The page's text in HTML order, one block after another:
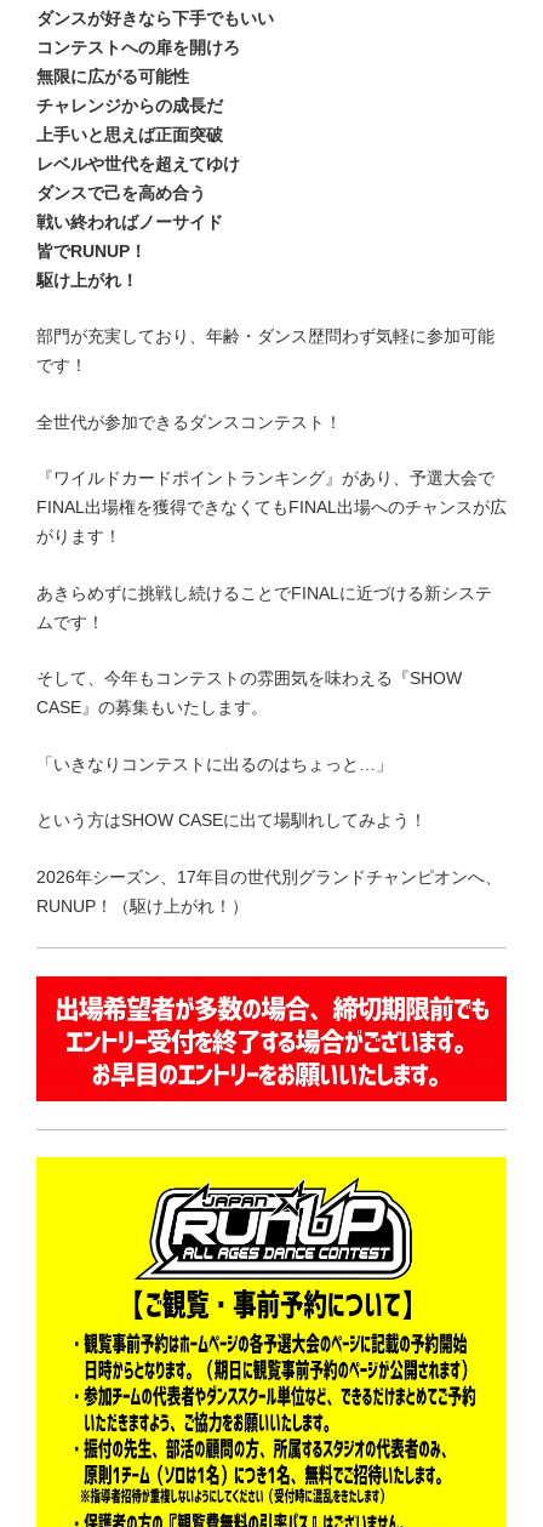
ダンスが好きなら下手でもいい
コンテストへの扉を開けろ
無限に広がる可能性
チャレンジからの成長だ
上手いと思えば正面突破
レベルや世代を超えてゆけ
ダンスで己を高め合う
戦い終わればノーサイド
皆でRUNUP！
駆け上がれ！
部門が充実しており、年齢・ダンス歴問わず気軽に参加可能
です！
全世代が参加できるダンスコンテスト！
『ワイルドカードポイントランキング』があり、 予選大会で
FINAL出場権を獲得できなくてもFINAL出場へのチャンスが広
がります！
あきらめずに挑戦し続けることでFINALに近づける新システ
ムです！
そして、今年もコンテストの雰囲気を味わえる『SHOW
CASE』の募集もいたします。
「いきなりコンテストに出るのはちょっと…」
という方はSHOW CASEに出て場馴れしてみよう！
2026年シーズン、17年目の世代別グランドチャンピオンへ、
RUNUP！（駆け上がれ！）